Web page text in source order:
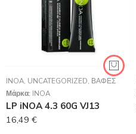
INOA, UNCATEGORIZED, ΒΑΦΈΣ
Μάρκα: INOA
LP iNOA 4.3 60G VJ13
16,49 €